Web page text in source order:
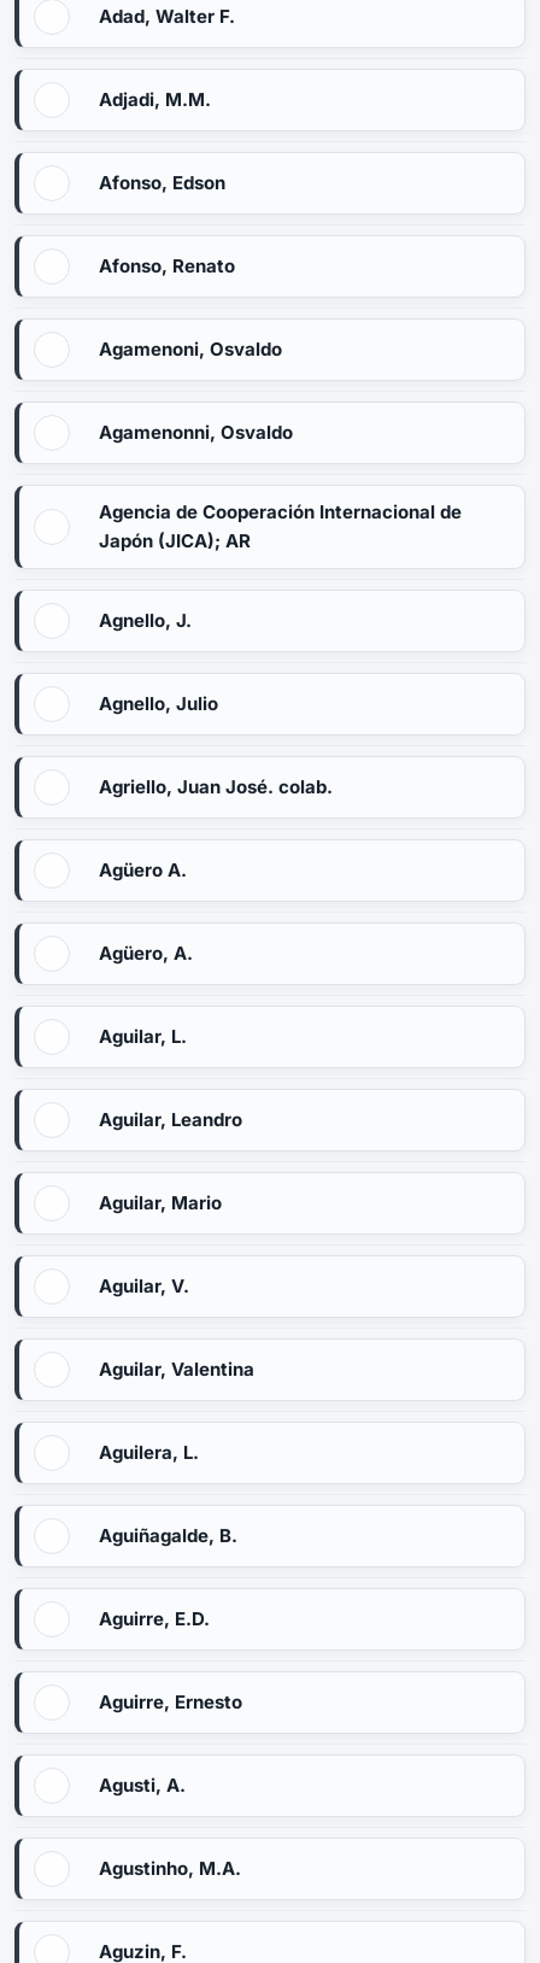
Adad, Walter F.
Adjadi, M.M.
Afonso, Edson
Afonso, Renato
Agamenoni, Osvaldo
Agamenonni, Osvaldo
Agencia de Cooperación Internacional de
Japón (JICA); AR
Agnello, J.
Agnello, Julio
Agriello, Juan José. colab.
Agüero A.
Agüero, A.
Aguilar, L.
Aguilar, Leandro
Aguilar, Mario
Aguilar, V.
Aguilar, Valentina
Aguilera, L.
Aguiñagalde, B.
Aguirre, E.D.
Aguirre, Ernesto
Agusti, A.
Agustinho, M.A.
Aguzin, F.